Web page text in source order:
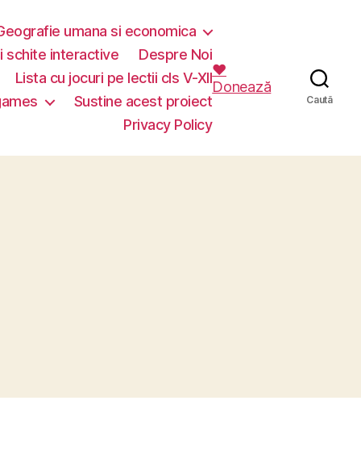
umana si economica
schite interactive
Despre Noi
Lista cu jocuri pe lectii cls V-XII
Sustine acest proiect
Privacy Policy
❤️
Donează
Caută